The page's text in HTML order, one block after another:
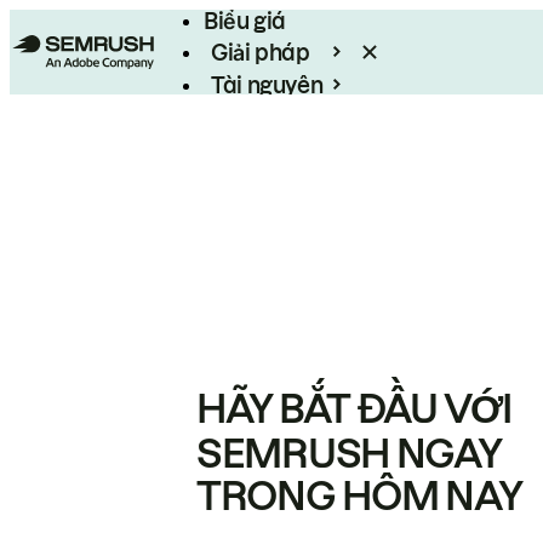
Biểu giá
Giải pháp
Tài nguyên
HÃY BẮT ĐẦU VỚI
SEMRUSH NGAY
TRONG HÔM NAY